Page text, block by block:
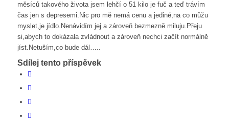
měsíců takového života jsem lehčí o 51 kilo je fuč a teď trávím
čas jen s depresemi.Nic pro mě nemá cenu a jediné,na co můžu
myslet,je jídlo.Nenávidím jej a zároveň bezmezně miluju.Přeju
si,abych to dokázala zvládnout a zároveň nechci začít normálně
jíst.Netuším,co bude dál…..
Sdílej tento příspěvek